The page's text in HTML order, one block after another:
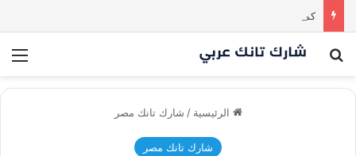
كم مليون سمعت خلال دقيقة واحدة؟ | شارك تانك العراق
بحث عن
الرئيسية / شارك تانك مصر
شارك تانك مصر